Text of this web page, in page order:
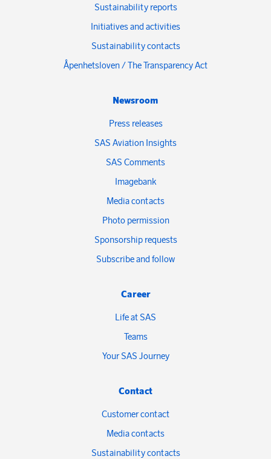
Sustainability reports
Initiatives and activities
Sustainability contacts
Åpenhetsloven / The Transparency Act
Newsroom
Press releases
SAS Aviation Insights
SAS Comments
Imagebank
Media contacts
Photo permission
Sponsorship requests
Subscribe and follow
Career
Life at SAS
Teams
Your SAS Journey
Contact
Customer contact
Media contacts
Sustainability contacts